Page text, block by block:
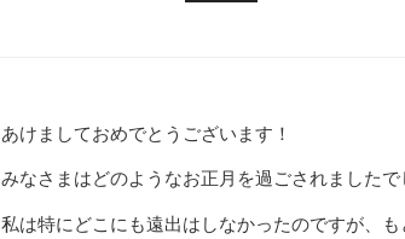
あけましておめでとうございます！
みなさまはどのようなお正月を過ごされましたで
私は特にどこにも遠出はしなかったのですが、